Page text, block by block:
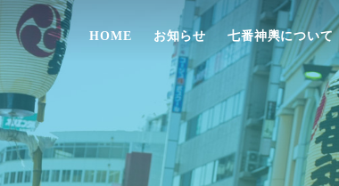
HOME お知らせ 七番神輿について